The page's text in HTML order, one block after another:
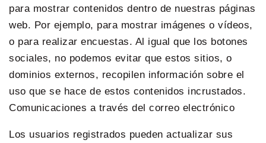
para mostrar contenidos dentro de nuestras páginas
web. Por ejemplo, para mostrar imágenes o vídeos,
o para realizar encuestas. Al igual que los botones
sociales, no podemos evitar que estos sitios, o
dominios externos, recopilen información sobre el
uso que se hace de estos contenidos incrustados.
Comunicaciones a través del correo electrónico
Los usuarios registrados pueden actualizar sus